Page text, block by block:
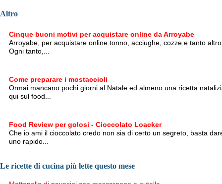
Altro
Cinque buoni motivi per acquistare online da Arroyabe
Arroyabe, per acquistare online tonno, acciughe, cozze e tanto altro
Ogni tanto,...
Come preparare i mostaccioli
Ormai mancano pochi giorni al Natale ed almeno una ricetta
qui sul food...
Food Review per golosi - Cioccolato Loacker
Che io ami il cioccolato credo non sia di certo un segreto, basta
uno rapido...
Le ricette di cucina più lette questo mese